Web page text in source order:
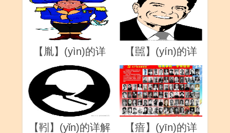
【胤】(yìn)的详
解
【嚚】(yín)的详
解
【靷】(yǐn)的详解
【瘖】(yīn)的详